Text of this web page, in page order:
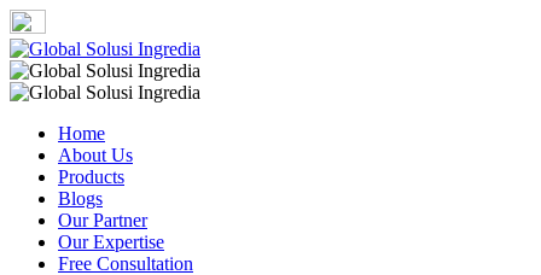
Home
About Us
Products
Blogs
Our Partner
Our Expertise
Free Consultation